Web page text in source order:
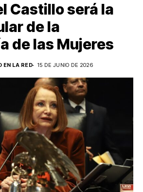
Castillo será la
de la
de las Mujeres
EN LA RED
15 DE JUNIO DE 2026